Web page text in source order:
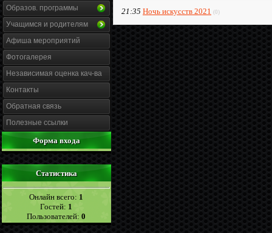
Образов. программы
Учащимся и родителям
Афиша мероприятий
Фотогалерея
Независимая оценка кач-ва
Контакты
Обратная связь
Полезные ссылки
Форма входа
Статистика
Онлайн всего: 1
Гостей: 1
Пользователей:0
21:35 Ночь искусств 2021 (0)